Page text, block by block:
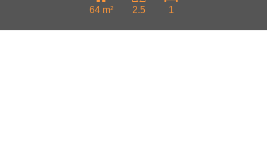
64 m² 2.5 1